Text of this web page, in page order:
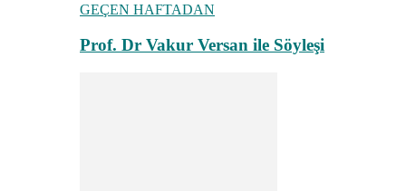
GEÇEN HAFTADAN
Prof. Dr Vakur Versan ile Söyleşi